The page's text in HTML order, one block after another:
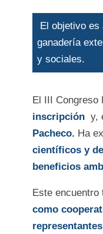
El objetivo
ganadería
y sociales.
El III Congreso
inscripción y,
Pacheco. Ha
científicos y
beneficios
Este encuentro
como
representantes